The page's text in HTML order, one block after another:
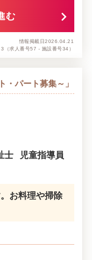
む
情報掲載日2026.04.21
（求人番号57 - 施設番号34）
・パート募集～」
士
児童指導員
お料理や掃除